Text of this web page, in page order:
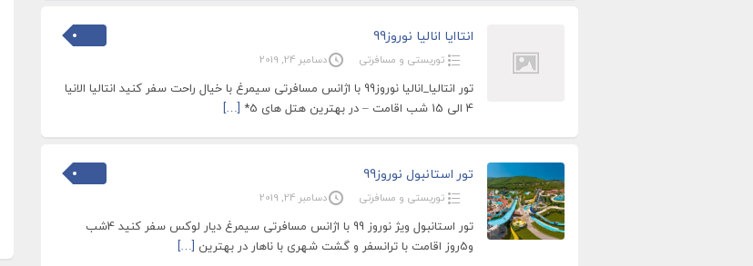
انتاایا انالیا نوروز99
توریستی و مسافرتی دسامبر 24, 2019
تور انتالیا_انالیا نوروز99 با اژانس مسافرتی سیمرغ با خیال راحت سفر کنید انتالیا الانیا
4 الی 15 شب اقامت – در بهترین هتل های 5*
[…]
تور استانبول نوروز99
توریستی و مسافرتی دسامبر 24, 2019
تور استانبول ویژ نوروز 99 با اژانس مسافرتی سیمرغ دیار لوکس سفر کنید 4شب
و5روز اقامت با ترانسفر و گشت شهری با ناهار در بهترین
[…]